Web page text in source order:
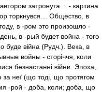
затронута… - картина
торкнувся… Общество, в
в -ром это произошло -
в -рый будет война - того
буде війна (Рудч.). Века, в
войны - сторіччя, коли
безнастанні війни. Эпоха,
неї (що тоді, що протягом
-рой - доба, коли; доба, що